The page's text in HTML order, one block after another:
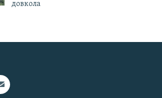
довкола